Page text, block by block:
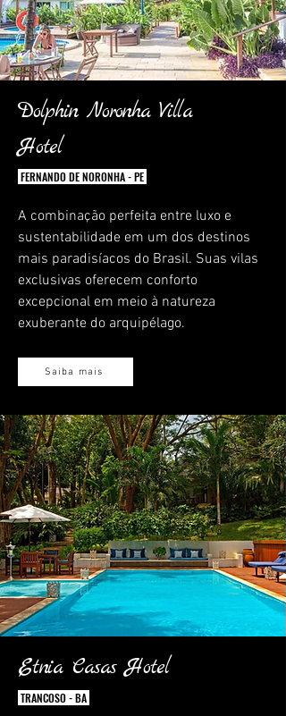
Dolphin Noronha Villa
Hotel
FERNANDO DE NORONHA - PE
A combinação perfeita entre luxo e
sustentabilidade em um dos destinos
mais paradisíacos do Brasil. Suas vilas
exclusivas oferecem conforto
excepcional em meio à natureza
exuberante do arquipélago.
Saiba mais
Etnia Casas Hotel
TRANCOSO - BA